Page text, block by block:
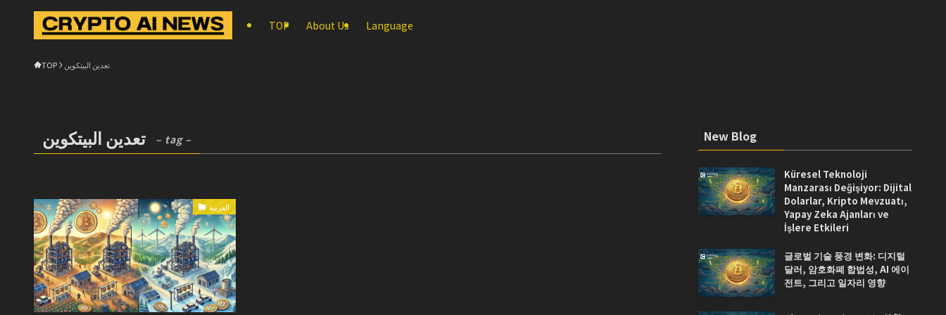
TOP About Us Language
TOP تعدين البيتكوين
تعدين البيتكوين – tag –
العربية
New Blog
Küresel Teknoloji
Manzarası Değişiyor: Dijital
Dolarlar, Kripto Mevzuatı,
Yapay Zeka Ajanları ve
İşlere Etkileri
글로벌 기술 풍경 변화: 디지털
달러, 암호화폐 합법성, AI 에이
전트, 그리고 일자리 영향